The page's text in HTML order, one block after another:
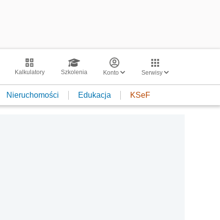
Kalkulatory Szkolenia Konto Serwisy
Nieruchomości Edukacja KSeF